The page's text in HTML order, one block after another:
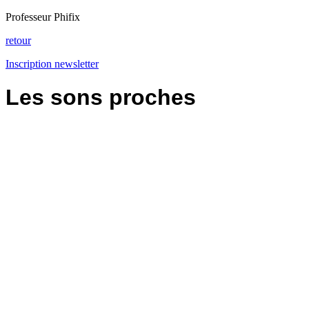
Professeur Phifix
retour
Inscription newsletter
Les sons proches